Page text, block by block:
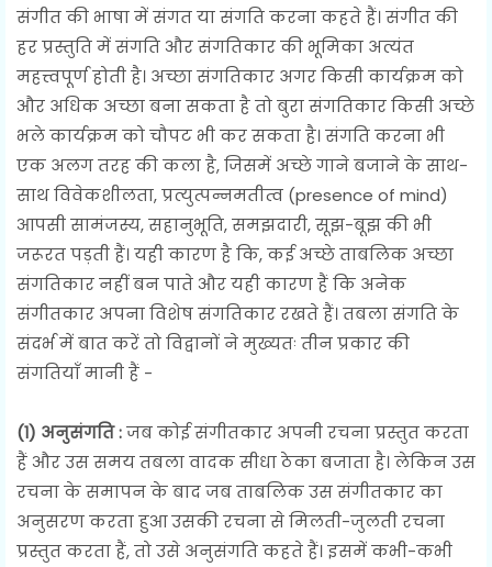
संगीत की भाषा में संगत या संगति करना कहते हैं। संगीत की
हर प्रस्तुति में संगति और संगतिकार की भूमिका अत्यंत
महत्त्वपूर्ण होती है। अच्छा संगतिकार अगर किसी कार्यक्रम को
और अधिक अच्छा बना सकता है तो बुरा संगतिकार किसी अच्छे
भले कार्यक्रम को चौपट भी कर सकता है। संगति करना भी
एक अलग तरह की कला है, जिसमें अच्छे गाने बजाने के साथ-
साथ विवेकशीलता, प्रत्युत्पन्नमतीत्व (presence of mind)
आपसी सामंजस्य, सहानुभूति, समझदारी, सूझ-बूझ की भी
जरूरत पड़ती हैं। यही कारण है कि, कई अच्छे ताबलिक अच्छा
संगतिकार नहीं बन पाते और यही कारण हैं कि अनेक
संगीतकार अपना विशेष संगतिकार रखते हैं। तबला संगति के
संदर्भ में बात करें तो विद्वानों ने मुख्यतः तीन प्रकार की
संगतियाँ मानी हैं -
(१) अनुसंगति :जब कोई संगीतकार अपनी रचना प्रस्तुत करता
हैं और उस समय तबला वादक सीधा ठेका बजाता है। लेकिन उस
रचना के समापन के बाद जब ताबलिक उस संगीतकार का
अनुसरण करता हुआ उसकी रचना से मिलती-जुलती रचना
प्रस्तुत करता हैं, तो उसे अनुसंगति कहते हैं। इसमें कभी-कभी